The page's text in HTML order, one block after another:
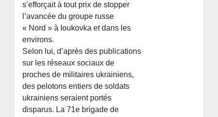
s’efforçait à tout prix de stopper
l’avancée du groupe russe
« Nord » à Ioukovka et dans les
environs.
Selon lui, d’après des publications
sur les réseaux sociaux de
proches de militaires ukrainiens,
des pelotons entiers de soldats
ukrainiens seraient portés
disparus. La 71e brigade de